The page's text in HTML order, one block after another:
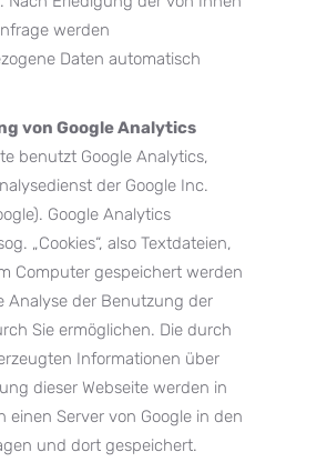
werden
Daten automatisch
von Google Analytics
benutzt Google Analytics,
der Google Inc.
Google Analytics
„Cookies“, also Textdateien,
Computer gespeichert werden
Analyse der Benutzung der
Sie ermöglichen. Die durch
Informationen über
dieser Webseite werden in
einen Server von Google in den
und dort gespeichert.